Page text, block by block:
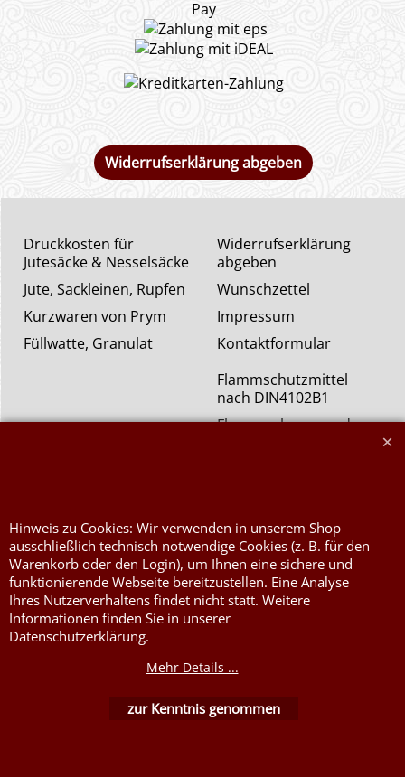
Widerrufserklärung abgeben
Widerrufserklärung
abgeben
Wunschzettel
Impressum
Kontaktformular
Druckkosten für
Jutesäcke & Nesselsäcke
Jute, Sackleinen, Rupfen
Kurzwaren von Prym
Füllwatte, Granulat
Flammschutzmittel
nach DIN4102B1
Flammenhemmende,
WebShop erstellt mit ShopFactory Shop Software.
Hinweis zu Cookies: Wir verwenden in unserem Shop
ausschließlich technisch notwendige Cookies (z. B. für den
Warenkorb oder den Login), um Ihnen eine sichere und
funktionierende Webseite bereitzustellen. Eine Analyse
Ihres Nutzerverhaltens findet nicht statt. Weitere
Informationen finden Sie in unserer
Datenschutzerklärung.
Mehr Details ...
zur Kenntnis genommen